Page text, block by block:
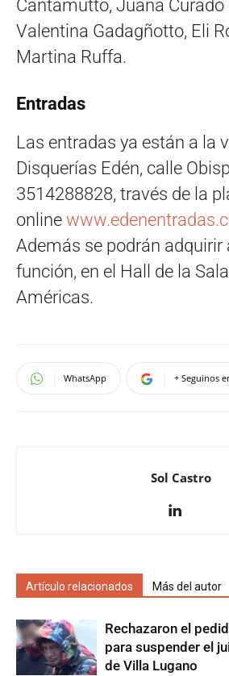
Cantamutto, Juana Curado
Valentina Gadagñotto, Eli
Martina Ruffa.
Entradas
Las entradas ya están a la
Disquerías Edén, calle
3514288828, través de la
online
Además se podrán adquirir
función, en el Hall de la
Américas.
WhatsApp + Seguinos
Sol Castro
Artículo relacionados Más del autor
Rechazaron el
para suspender el
de Villa Lugano